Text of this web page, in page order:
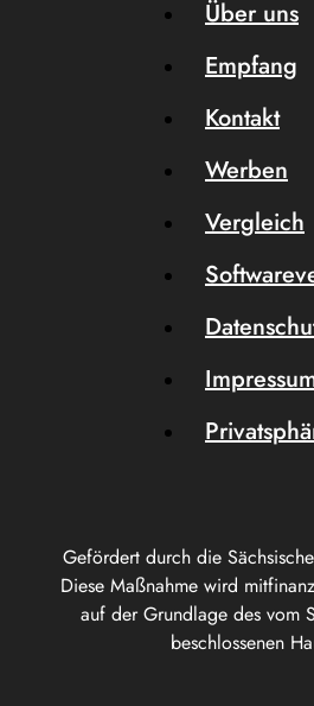
Gefördert durch die
Diese Maßnahme wird
auf der Grundlage des vom
beschlossenen
Über uns
Empfang
Kontakt
Werben
Vergleich